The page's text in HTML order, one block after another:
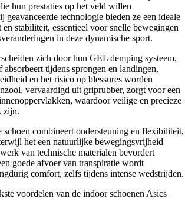
hun prestaties op het veld willen
geavanceerde technologie bieden ze een ideale
en stabiliteit, essentieel voor snelle bewegingen
in deze dynamische sport.
zich door hun GEL demping systeem,
tijdens sprongen en landingen,
en het risico op blessures worden
vervaardigd uit griprubber, zorgt voor een
waardoor veilige en precieze
zijn.
schoen combineert ondersteuning en flexibiliteit,
het een natuurlijke bewegingsvrijheid
van technische materialen bevordert
goede afvoer van transpiratie wordt
comfort, zelfs tijdens intense wedstrijden.
voordelen van de indoor schoenen Asics